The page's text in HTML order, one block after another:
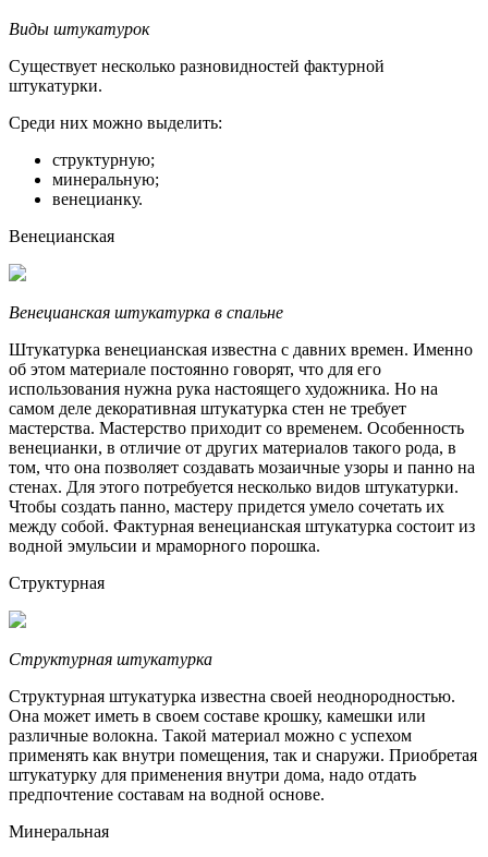
Виды штукатурок
Существует несколько разновидностей фактурной
штукатурки.
Среди них можно выделить:
структурную;
минеральную;
венецианку.
Венецианская
Венецианская штукатурка в спальне
Штукатурка венецианская известна с давних времен. Именно
об этом материале постоянно говорят, что для его
использования нужна рука настоящего художника. Но на
самом деле декоративная штукатурка стен не требует
мастерства. Мастерство приходит со временем. Особенность
венецианки, в отличие от других материалов такого рода, в
том, что она позволяет создавать мозаичные узоры и панно на
стенах. Для этого потребуется несколько видов штукатурки.
Чтобы создать панно, мастеру придется умело сочетать их
между собой. Фактурная венецианская штукатурка состоит из
водной эмульсии и мраморного порошка.
Структурная
Структурная штукатурка
Структурная штукатурка известна своей неоднородностью.
Она может иметь в своем составе крошку, камешки или
различные волокна. Такой материал можно с успехом
применять как внутри помещения, так и снаружи. Приобретая
штукатурку для применения внутри дома, надо отдать
предпочтение составам на водной основе.
Минеральная